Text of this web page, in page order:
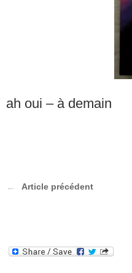
ah oui – à demain
Article précédent